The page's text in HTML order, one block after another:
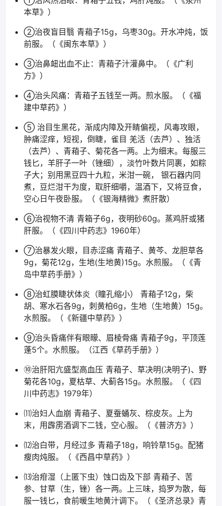
本草》）
②治夜盲目翳 青葙子15g，乌枣30g。开水冲炖，饭
前服。（《闽东本草》）
③治鼻衄出血不止：青葙子汁灌鼻中。（《广利
方》）
④治头风痛：青葙子五钱至一两。煎水服。（《福
建中草药》）
⑤ 治目生黑花，渐成内障及开睛偏视，风毒攻眼，
肿痛涩痒，短视，倒睫，雀目 羌活（去芦）、独活
（去芦）、青葙子、菊花各一两。上为细末。每服三
钱匕，羊肝子一叶（锉细），淡竹叶数片同裹，如粽
子大；别用黑豆四十九粒，米泔一碗， 银石器内同
煮，豆烂泔干为度，取肝细嚼，温酒下，又将豆食，
空心日午夜卧服。（《银海精微》煮肝散）
⑥治视物不清 青箱子6g，夜明砂60g。蒸鸡肝或猪
肝服。（《四川中药志》1960年）
⑦治暴发火眼，目赤涩痛 青葙子、黄芩、龙胆草各
9g，菊花12g，生地(生地黄)15g。水煎服。（《青
岛中草药手册》）
⑧治虹膜睫状体炎（瞳孔缩小） 青葙子12g，柴
胡、寒水石各9g，刺黄柏6g，生地（生地黄）15g。
水煎服。（《新疆中草药》）
⑨治头昏痛伴有眼矇、眉棱骨痛 青葙子9g，平顶莲
蓬5个。水煎服。（江西《草药手册》）
⑩治肝阳亢盛型高血压 青葙子、草决明(决明子)、野
菊花各10g，夏枯草、大蓟各15g。水煎服。（《四
川中药志》1979年）
⑾治妇人血崩 青葙子、夏蚕蛹灰、棕皮灰。上为
末，用霹雳酒调下二钱，空心服。（《普济方》）
⑿治白带，月经过多 青葙子18g，响铃草15g。配猪
瘦肉炖服。（《西昌中草药》）
⒀治疳湿（上匿下虫）蚀口齿及下部 青葙子、苦
参、甘草（生，锉）各一两。上三味，捣罗为散，每
服一钱匕，食前暖生地黄汁调下。（《圣济总录》青